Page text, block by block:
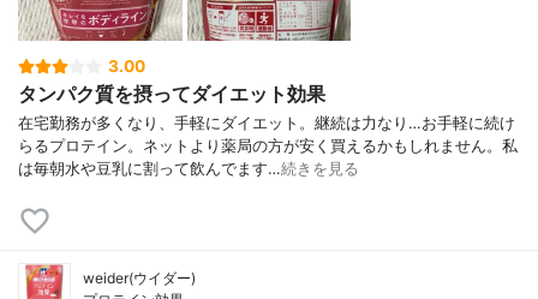
3.00
タンパク質を摂ってダイエット効果
在宅勤務が多くなり、手軽にダイエット。継続は力なり…お手軽に続け
らるプロテイン。ネットより薬局の方が安く買えるかもしれません。私
は毎朝水や豆乳に割って飲んでます…続きを見る
weider(ウイダー)